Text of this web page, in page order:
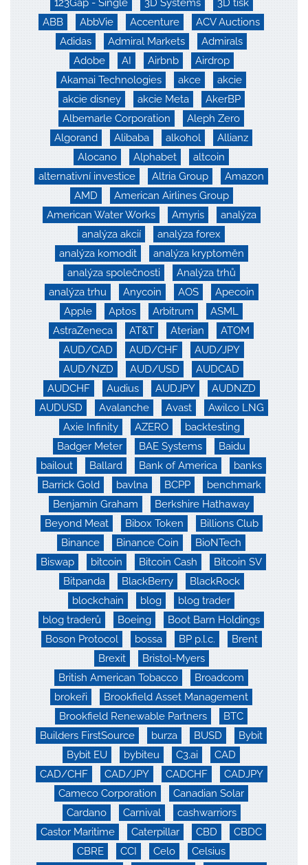
123Gap - Single 3D Systems
3D tisk
ABB
AbbVie Accenture
ACV Auctions
Adidas
Admiral Markets
Admirals
Adobe
AI Airbnb
Airdrop
Akamai Technologies
akce
akcie
akcie disney
akcie Meta
AkerBP
Albemarle Corporation
Aleph Zero
Algorand
Alibaba alkohol
Allianz
Alocano
Alphabet
altcoin
alternativní investice
Altria Group
Amazon
AMD
American Airlines Group
American Water Works
Amyris
analýza
analýza akcií
analýza forex
analýza komodit
analýza kryptoměn
analýza společnosti
Analýza trhů
analýza trhu
Anycoin AOS
Apecoin
Apple
Aptos Arbitrum
ASML
AstraZeneca
AT&T Aterian
ATOM
AUD/CAD
AUD/CHF
AUD/JPY
AUD/NZD
AUD/USD
AUDCAD
AUDCHF
Audius AUDJPY
AUDNZD
AUDUSD
Avalanche Avast
Awilco LNG
Axie Infinity
AZERO
backtesting
Badger Meter
BAE Systems
Baidu
bailout
Ballard Bank of America
banks
Barrick Gold
bavlna BCPP
benchmark
Benjamin Graham
Berkshire Hathaway
Beyond Meat
Bibox Token
Billions Club
Binance
Binance Coin
BioNTech
Biswap
bitcoin Bitcoin Cash
Bitcoin SV
Bitpanda
BlackBerry
BlackRock
blockchain
blog
blog trader
blog traderů
Boeing
Boot Barn Holdings
Boson Protocol
bossa BP p.l.c.
Brent
Brexit
Bristol-Myers
British American Tobacco
Broadcom
brokeři
Brookfield Asset Management
Brookfield Renewable Partners
BTC
Builders FirstSource
burza BUSD
Bybit
Bybit EU
bybiteu C3.ai
CAD
CAD/CHF
CAD/JPY CADCHF
CADJPY
Cameco Corporation
Canadian Solar
Cardano
Carnival
cashwarriors
Castor Maritime
Caterpillar CBD
CBDC
CBRE
CCI Celo
Celsius